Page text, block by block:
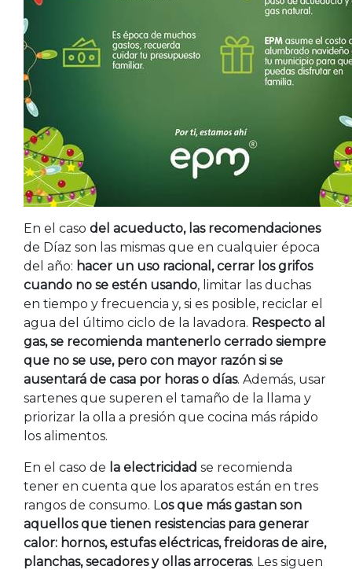
En el caso del acueducto, las recomendaciones
de Díaz son las mismas que en cualquier época
del año: hacer un uso racional, cerrar los grifos
cuando no se estén usando, limitar las duchas
en tiempo y frecuencia y, si es posible, reciclar el
agua del último ciclo de la lavadora. Respecto al
gas, se recomienda mantenerlo cerrado siempre
que no se use, pero con mayor razón si se
ausentará de casa por horas o días. Además, usar
sartenes que superen el tamaño de la llama y
priorizar la olla a presión que cocina más rápido
los alimentos.
En el caso de la electricidad se recomienda
tener en cuenta que los aparatos están en tres
rangos de consumo. Los que más gastan son
aquellos que tienen resistencias para generar
calor: hornos, estufas eléctricas, freidoras de aire,
planchas, secadores y ollas arroceras. Les siguen